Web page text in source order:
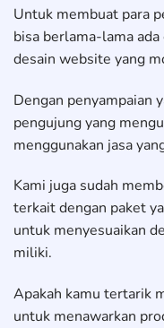
Untuk membuat para
bisa berlama-lama
desain website yang
Dengan penyampaian
pengujung yang
menggunakan jasa
Kami juga sudah
terkait dengan paket
untuk menyesuaikan
miliki.
Apakah kamu tertarik
untuk menawarkan